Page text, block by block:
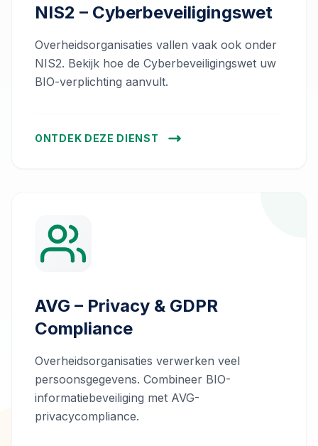
NIS2 – Cyberbeveiligingswet
Overheidsorganisaties vallen vaak ook onder
NIS2. Bekijk hoe de Cyberbeveiligingswet uw
BIO-verplichting aanvult.
ONTDEK DEZE DIENST
AVG – Privacy & GDPR
Compliance
Overheidsorganisaties verwerken veel
persoonsgegevens. Combineer BIO-
informatiebeveiliging met AVG-
privacycompliance.